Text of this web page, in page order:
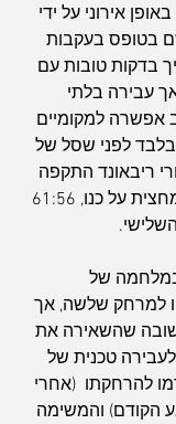
אירוני על ידי
בטופס בעקבות
בדקות טובות עם
עבירה בלתי
אפשרה למקומיים
להוריד את הפער ל-3 בלבד לפני שסל של
ריבאונד התקפה
של
למרחק שלשה, אך
שהשאירה את
טכנית של
להרחקתו  (אחרי
הקודם) והמשימה